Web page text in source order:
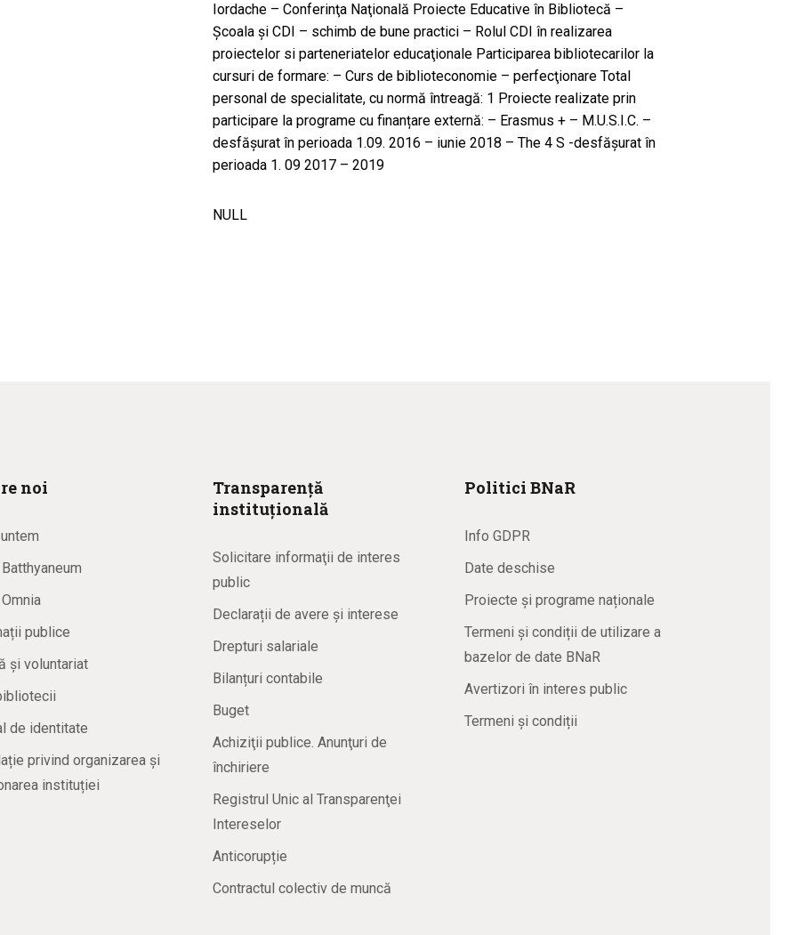
Iordache – Conferinţa Naţională Proiecte Educative în Bibliotecă –
Şcoala și CDI – schimb de bune practici – Rolul CDI în realizarea
proiectelor si parteneriatelor educaţionale Participarea bibliotecarilor la
cursuri de formare: – Curs de biblioteconomie – perfecţionare Total
personal de specialitate, cu normă întreagă: 1 Proiecte realizate prin
participare la programe cu finanțare externă: – Erasmus + – M.U.S.I.C. –
desfăşurat în perioada 1.09. 2016 – iunie 2018 – The 4 S -desfăşurat în
perioada 1. 09 2017 – 2019
NULL
noi
publice
și voluntariat
de identitate
privind organizarea și
instituției
Transparență
instituțională
Solicitare informaţii de interes
public
Declarații de avere și interese
Drepturi salariale
Bilanțuri contabile
Buget
Achiziţii publice. Anunţuri de
închiriere
Registrul Unic al Transparenţei
Intereselor
Anticorupție
Contractul colectiv de muncă
Politici BNaR
Info GDPR
Date deschise
Proiecte și programe naționale
Termeni și condiții de utilizare a
bazelor de date BNaR
Avertizori în interes public
Termeni și condiții